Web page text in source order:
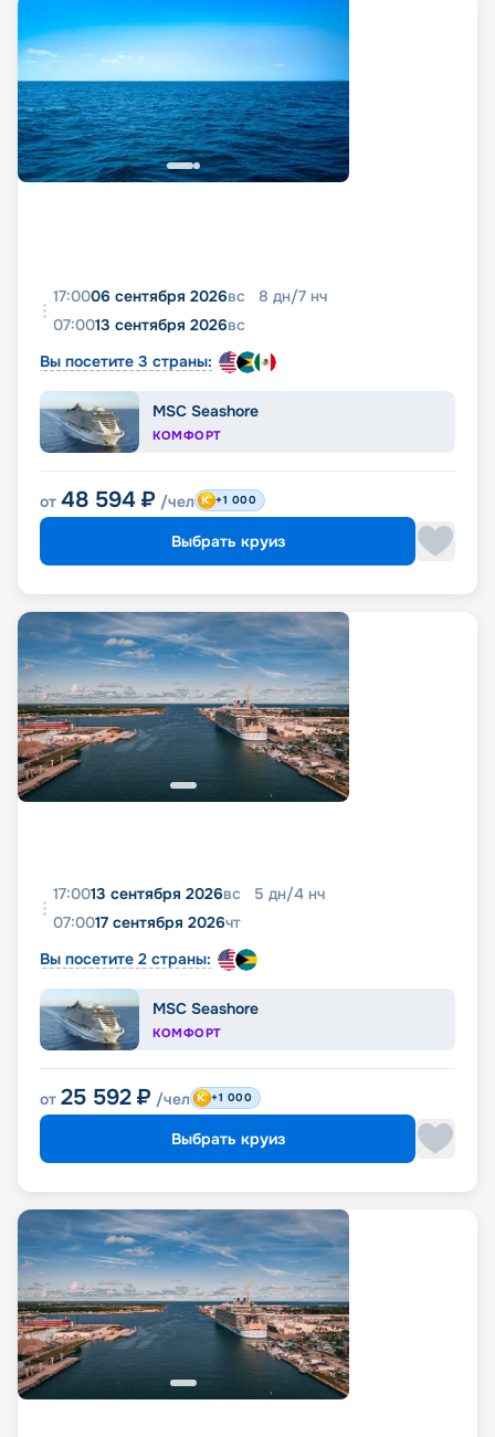
17:0006 сентября 2026вс 8 дн/7 нч
07:0013 сентября 2026вс
Вы посетите 3 страны:
MSC Seashore
КОМФОРТ
от 48 594 ₽ /чел +1 000
Выбрать круиз
17:0013 сентября 2026вс 5 дн/4 нч
07:0017 сентября 2026чт
Вы посетите 2 страны:
MSC Seashore
КОМФОРТ
от 25 592 ₽ /чел +1 000
Выбрать круиз